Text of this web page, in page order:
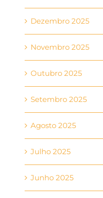
Dezembro 2025
Novembro 2025
Outubro 2025
Setembro 2025
Agosto 2025
Julho 2025
Junho 2025